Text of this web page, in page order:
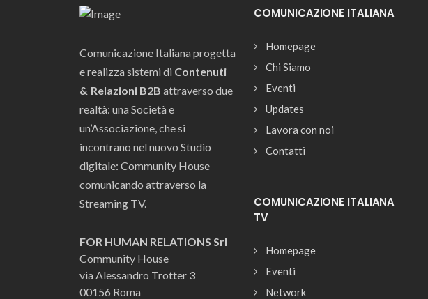
Comunicazione Italiana progetta
e realizza sistemi di Contenuti
& Relazioni B2B attraverso due
realtà: una Società e
un’Associazione, che si
incontrano nel nuovo Studio
digitale: Community House
comunicando attraverso la
Streaming TV.
FOR HUMAN RELATIONS Srl
Community House
via Alessandro Trotter 3
00156 Roma
COMUNICAZIONE ITALIANA
Homepage
Chi Siamo
Eventi
Updates
Lavora con noi
Contatti
COMUNICAZIONE ITALIANA
TV
Homepage
Eventi
Network